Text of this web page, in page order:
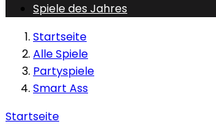
Spiele des Jahres
Startseite
Alle Spiele
Partyspiele
Smart Ass
Startseite